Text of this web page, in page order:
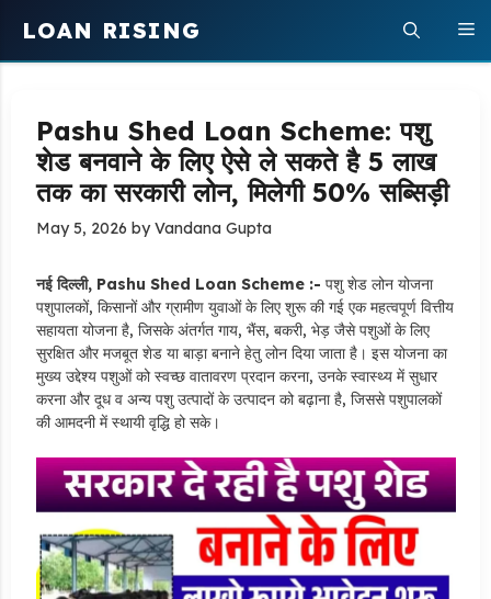
content
LOAN RISING
Pashu Shed Loan Scheme: पशु
शेड बनवाने के लिए ऐसे ले सकते है 5 लाख
तक का सरकारी लोन, मिलेगी 50% सब्सिड़ी
May 5, 2026 byVandana Gupta
नई दिल्ली, Pashu Shed Loan Scheme :- पशु शेड लोन योजना
पशुपालकों, किसानों और ग्रामीण युवाओं के लिए शुरू की गई एक महत्वपूर्ण वित्तीय
सहायता योजना है, जिसके अंतर्गत गाय, भैंस, बकरी, भेड़ जैसे पशुओं के लिए
सुरक्षित और मजबूत शेड या बाड़ा बनाने हेतु लोन दिया जाता है। इस योजना का
मुख्य उद्देश्य पशुओं को स्वच्छ वातावरण प्रदान करना, उनके स्वास्थ्य में सुधार
करना और दूध व अन्य पशु उत्पादों के उत्पादन को बढ़ाना है, जिससे पशुपालकों
की आमदनी में स्थायी वृद्धि हो सके।